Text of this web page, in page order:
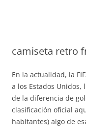
camiseta retro
En la actualidad, la
a los Estados
de la diferencia de
clasificación oficial
habitantes) algo de